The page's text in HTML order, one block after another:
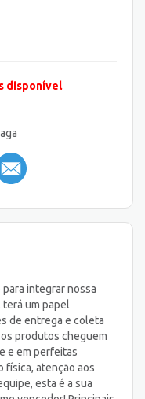
disponível
integrar nossa
um papel
de entrega e coleta
produtos cheguem
e em perfeitas
física, atenção aos
esta é a sua